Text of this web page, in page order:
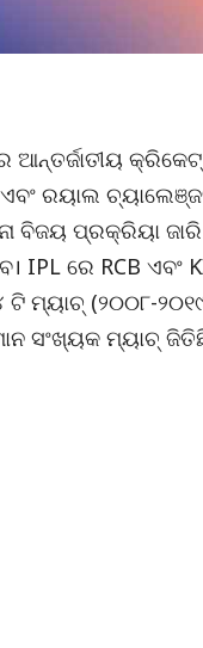
କ୍ରିକେଟ୍
ରୟାଲ
ବିଜୟ ପ୍ରକ୍ରିୟା
IPL ରେ RCB ଏବଂ
ମ୍ୟାଚ୍ (୨୦୦୮-
ସଂଖ୍ୟକ ମ୍ୟାଚ୍